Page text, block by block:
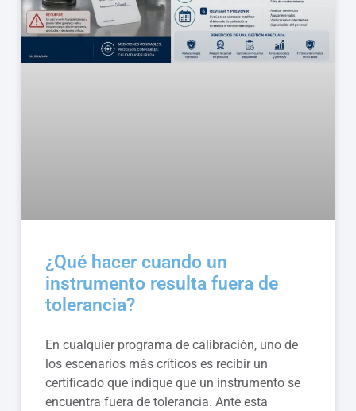
¿Qué hacer cuando un
instrumento resulta fuera de
tolerancia?
En cualquier programa de calibración, uno de
los escenarios más críticos es recibir un
certificado que indique que un instrumento se
encuentra fuera de tolerancia. Ante esta